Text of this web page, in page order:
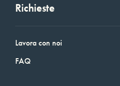
Richieste
Lavora con noi
FAQ